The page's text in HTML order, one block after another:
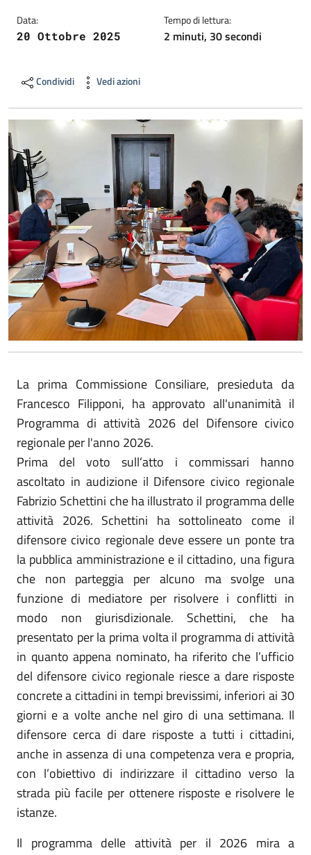
Data:
20 Ottobre 2025
Tempo di lettura:
2 minuti, 30 secondi
Condividi Vedi azioni
La prima Commissione Consiliare, presieduta da
Francesco Filipponi, ha approvato all'unanimità il
Programma di attività 2026 del Difensore civico
regionale per l'anno 2026.
Prima del voto sull’atto i commissari hanno
ascoltato in audizione il Difensore civico regionale
Fabrizio Schettini che ha illustrato il programma delle
attività 2026. Schettini ha sottolineato come il
difensore civico regionale deve essere un ponte tra
la pubblica amministrazione e il cittadino, una figura
che non parteggia per alcuno ma svolge una
funzione di mediatore per risolvere i conflitti in
modo non giurisdizionale. Schettini, che ha
presentato per la prima volta il programma di attività
in quanto appena nominato, ha riferito che l’ufficio
del difensore civico regionale riesce a dare risposte
concrete a cittadini in tempi brevissimi, inferiori ai 30
giorni e a volte anche nel giro di una settimana. Il
difensore cerca di dare risposte a tutti i cittadini,
anche in assenza di una competenza vera e propria,
con l’obiettivo di indirizzare il cittadino verso la
strada più facile per ottenere risposte e risolvere le
istanze.
Il programma delle attività per il 2026 mira a